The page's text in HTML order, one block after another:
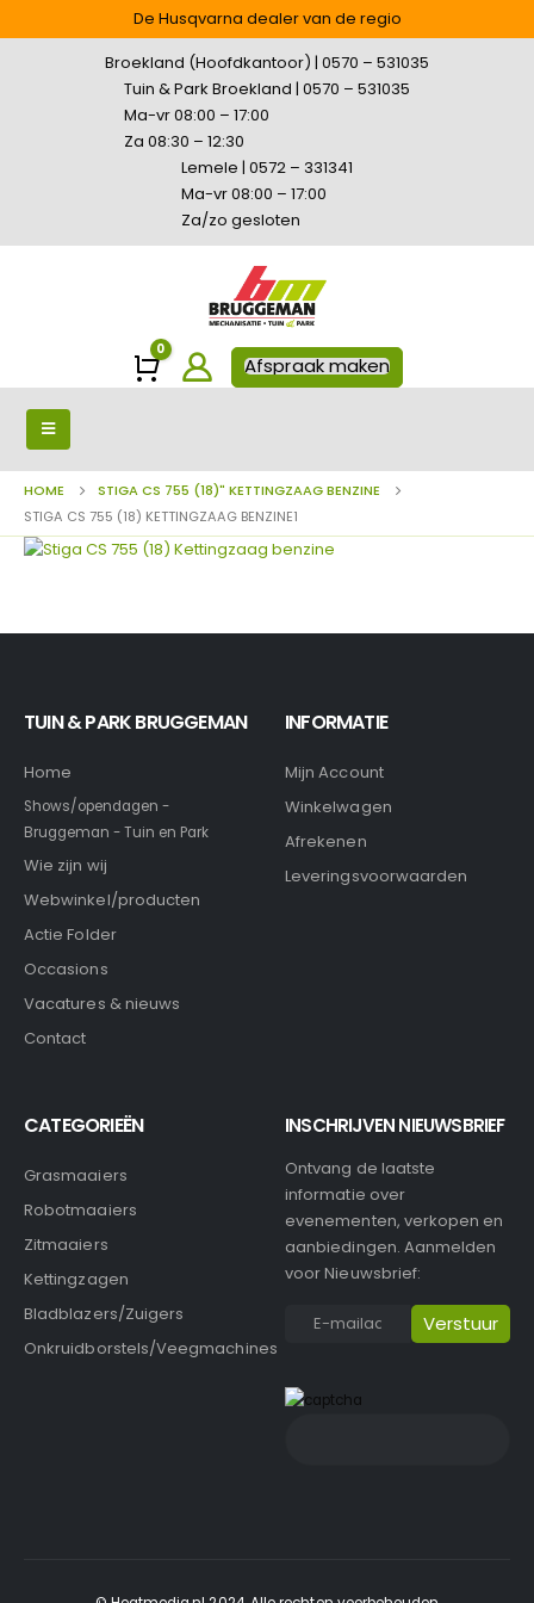
De Husqvarna dealer van de regio
Broekland (Hoofdkantoor) | 0570 – 531035
Tuin & Park Broekland | 0570 – 531035
Ma-vr 08:00 – 17:00
Za 08:30 – 12:30
Lemele | 0572 – 331341
Ma-vr 08:00 – 17:00
Za/zo gesloten
Winkelwagen
0
Afspraak maken
HOME
STIGA CS 755 (18)" KETTINGZAAG BENZINE
STIGA CS 755 (18) KETTINGZAAG BENZINE1
TUIN & PARK BRUGGEMAN
Home
Shows/opendagen -
Bruggeman - Tuin en Park
Wie zijn wij
Webwinkel/producten
Actie Folder
Occasions
Vacatures & nieuws
Contact
INFORMATIE
Mijn Account
Winkelwagen
Afrekenen
Leveringsvoorwaarden
CATEGORIEËN
Grasmaaiers
Robotmaaiers
Zitmaaiers
Kettingzagen
Bladblazers/Zuigers
Onkruidborstels/Veegmachines
INSCHRIJVEN NIEUWSBRIEF
Ontvang de laatste
informatie over
evenementen, verkopen en
aanbiedingen. Aanmelden
voor Nieuwsbrief: